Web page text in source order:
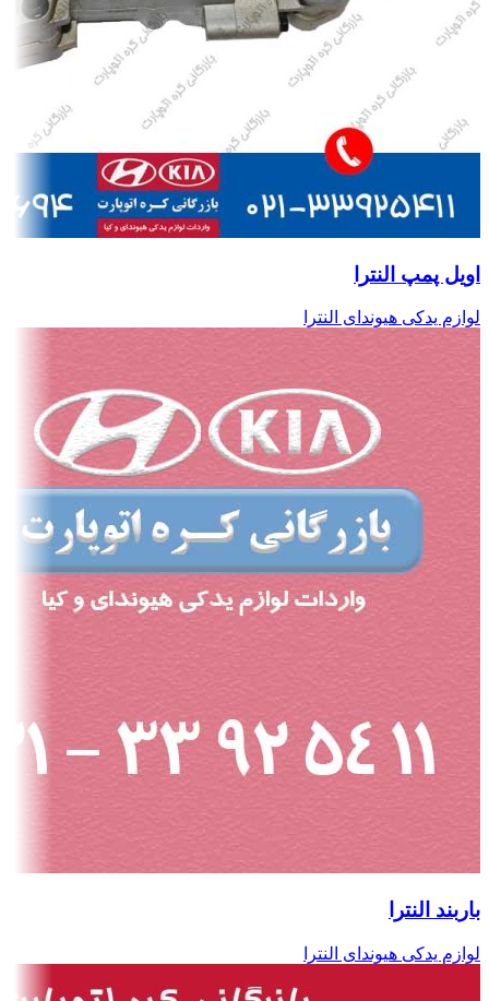
اویل پمپ النترا
لوازم یدکی هیوندای النترا
باربند النترا
لوازم یدکی هیوندای النترا